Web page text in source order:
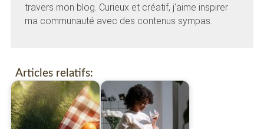
travers mon blog. Curieux et créatif, j'aime inspirer
ma communauté avec des contenus sympas.
Articles relatifs: